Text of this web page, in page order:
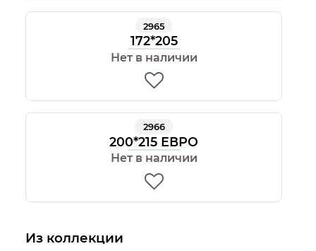
2965
172*205
Нет в наличии
2966
200*215 ЕВРО
Нет в наличии
Из коллекции